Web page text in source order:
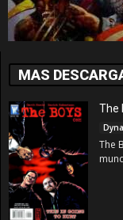
MAS
The
The